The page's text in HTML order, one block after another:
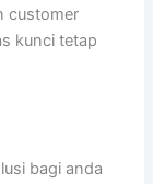
customer
kunci tetap
bagi anda